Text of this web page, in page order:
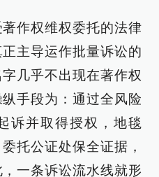
作权维权委托的法律
主导运作批量诉讼的
几乎不出现在著作权
手段为：通过全风险
诉并取得授权，地毯
托公证处保全证据，
一条诉讼流水线就形